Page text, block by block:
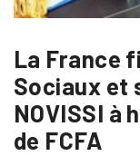
La France
Sociaux et
NOVISSI à
de FCFA